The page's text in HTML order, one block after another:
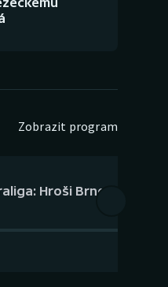
Zobrazit program
Hroši Brno – Eagles